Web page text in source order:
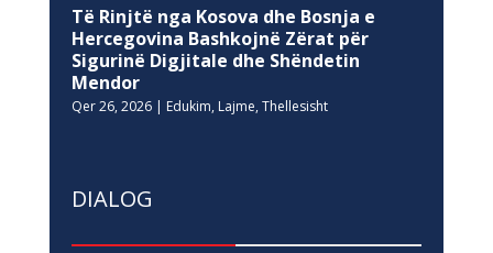
Të Rinjtë nga Kosova dhe Bosnja e
Hercegovina Bashkojnë Zërat për
Sigurinë Digjitale dhe Shëndetin
Mendor
Qer 26, 2026| Edukim, Lajme, Thellesisht
DIALOG